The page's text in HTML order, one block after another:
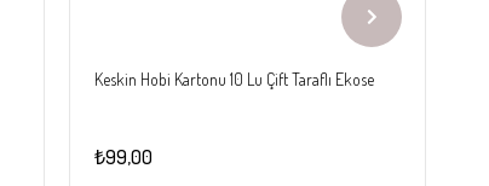
Keskin Hobi Kartonu 10 Lu Çift Taraflı Ekose
₺99,00